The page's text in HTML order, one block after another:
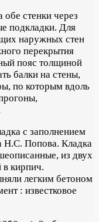
стенки через
подкладки. Для
наружных стен
перекрытия
пояс толщиной
балки на стены,
по которым вдоль
с заполнением
Н.С. Попова. Кладка
из двух
в кирпич.
легким бетоном
: известковое